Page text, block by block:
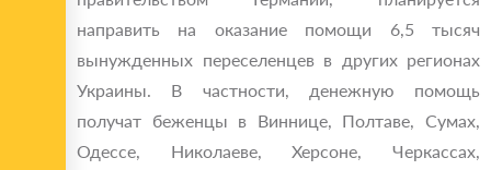
направить на оказание помощи 6,5 тысяч
вынужденных переселенцев в других регионах
Украины. В частности, денежную помощь
получат беженцы в Виннице, Полтаве, Сумах,
Одессе, Николаеве, Херсоне, Черкассах,